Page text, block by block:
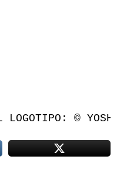
LOGOTIPO: ©